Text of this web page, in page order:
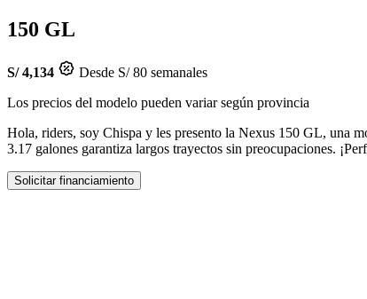
150 GL
S/ 4,134
Desde S/ 80 semanales
Los precios del modelo pueden variar según provincia
Hola, riders, soy Chispa y les presento la Nexus 150 GL, una
3.17 galones garantiza largos trayectos sin preocupaciones.
Solicitar financiamiento